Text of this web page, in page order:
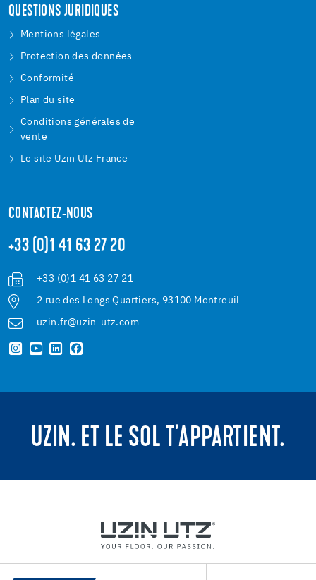
QUESTIONS JURIDIQUES
Mentions légales
Protection des données
Conformité
Plan du site
Conditions générales de
vente
Le site Uzin Utz France
CONTACTEZ-NOUS
+33 (0)1 41 63 27 20
+33 (0)1 41 63 27 21
2 rue des Longs Quartiers, 93100 Montreuil
uzin.fr@uzin-utz.com
UZIN. ET LE SOL T'APPARTIENT.